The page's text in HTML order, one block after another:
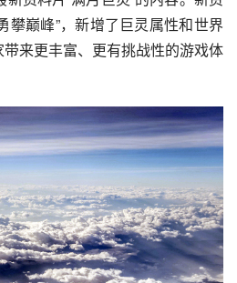
攀巅峰”，新增了巨灵属性和世界
来更丰富、更有挑战性的游戏体